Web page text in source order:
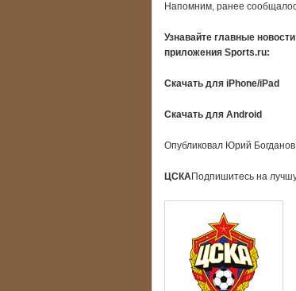
Напомним, ранее
Узнавайте главные
приложения Sports.ru:
Скачать для iPhone/iPad
Скачать для Android
Опубликовал Юрий
ЦСКАПодпишитесь на